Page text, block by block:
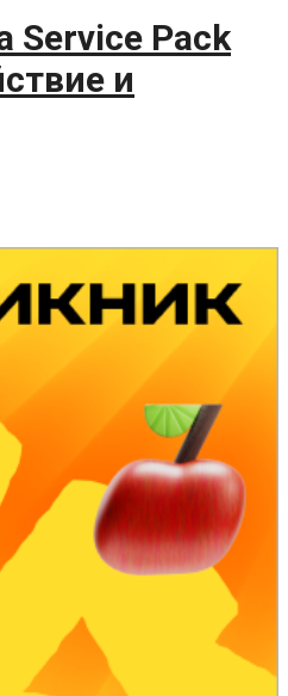
Service Pack
и